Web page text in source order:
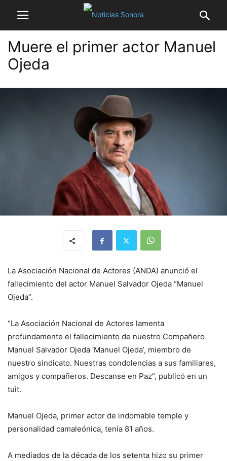
Muere el primer actor Manuel
Ojeda
La Asociación Nacional de Actores (ANDA) anunció el
fallecimiento del actor Manuel Salvador Ojeda “Manuel
Ojeda”.
“La Asociación Nacional de Actores lamenta
profundamente el fallecimiento de nuestro Compañero
Manuel Salvador Ojeda ‘Manuel Ojeda’, miembro de
nuestro sindicato. Nuestras condolencias a sus familiares,
amigos y compañeros. Descanse en Paz”, publicó en un
tuit.
Manuel Ojeda, primer actor de indomable temple y
personalidad camaleónica, tenía 81 años.
A mediados de la década de los setenta hizo su primer